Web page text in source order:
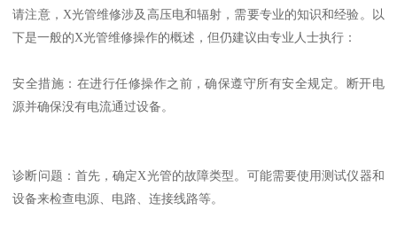
请注意，X光管维修涉及高压电和辐射，需要专业的知识和经验。以
下是一般的X光管维修操作的概述，但仍建议由专业人士执行：
安全措施：在进行任修操作之前，确保遵守所有安全规定。断开电
源并确保没有电流通过设备。
诊断问题：首先，确定X光管的故障类型。可能需要使用测试仪器和
设备来检查电源、电路、连接线路等。